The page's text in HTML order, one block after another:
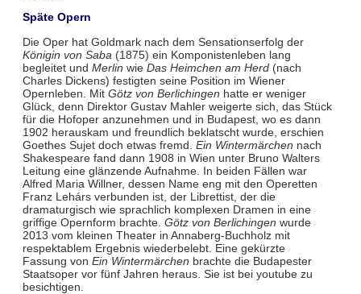
Späte Opern
Die Oper hat Goldmark nach dem Sensationserfolg der
Königin von Saba (1875) ein Komponistenleben lang
begleitet und Merlin wie Das Heimchen am Herd (nach
Charles Dickens) festigten seine Position im Wiener
Opernleben. Mit Götz von Berlichingen hatte er weniger
Glück, denn Direktor Gustav Mahler weigerte sich, das Stück
für die Hofoper anzunehmen und in Budapest, wo es dann
1902 herauskam und freundlich beklatscht wurde, erschien
Goethes Sujet doch etwas fremd. Ein Wintermärchen nach
Shakespeare fand dann 1908 in Wien unter Bruno Walters
Leitung eine glänzende Aufnahme. In beiden Fällen war
Alfred Maria Willner, dessen Name eng mit den Operetten
Franz Lehárs verbunden ist, der Librettist, der die
dramaturgisch wie sprachlich komplexen Dramen in eine
griffige Opernform brachte. Götz von Berlichingen wurde
2013 vom kleinen Theater in Annaberg-Buchholz mit
respektablem Ergebnis wiederbelebt. Eine gekürzte
Fassung von Ein Wintermärchen brachte die Budapester
Staatsoper vor fünf Jahren heraus. Sie ist bei youtube zu
besichtigen.